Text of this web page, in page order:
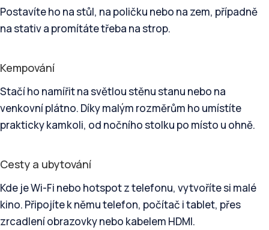
Postavíte ho na stůl, na poličku nebo na zem, případně
na stativ a promítáte třeba na strop.
Kempování
Stačí ho namířit na světlou stěnu stanu nebo na
venkovní plátno. Díky malým rozměrům ho umístíte
prakticky kamkoli, od nočního stolku po místo u ohně.
Cesty a ubytování
Kde je Wi-Fi nebo hotspot z telefonu, vytvoříte si malé
kino. Připojíte k němu telefon, počítač i tablet, přes
zrcadlení obrazovky nebo kabelem HDMI.